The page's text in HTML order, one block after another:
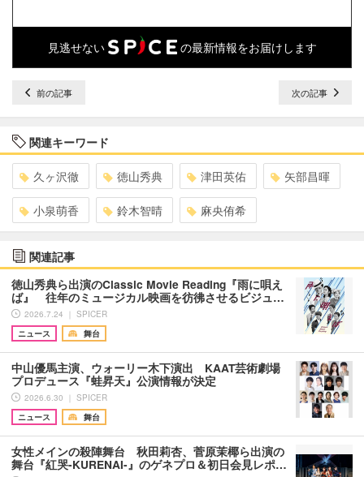
見逃せない の最新情報をお届けします
前の記事 次の記事
関連キーワード
久ヶ沢徹 徳山秀典 津田英佑 矢部昌暉
小泉萌香 鈴木智晴 麻央侑希
関連記事
徳山秀典ら出演のClassic Movie Reading『雨に唄え
ば』 往年のミュージカル映画を彷彿させるビジュ…
2026.7.24 ｜ SPICER
ニュース
舞台
中山優馬主演、ウォーリー木下演出 KAAT芸術劇場
プロデュース『蛙昇天』公演情報が決定
2026.6.30 ｜ SPICER
ニュース
舞台
女性メインの殺陣舞台 秋田莉杏、菅原茉椰ら出演の
舞台『紅哭-KURENAI-』のゲネプロ＆初日会見レポ…